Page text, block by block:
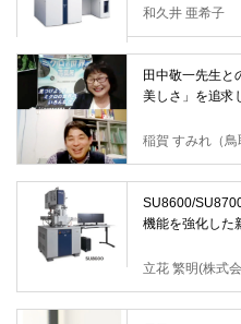
和久井 亜希子
田中敬一先生と
美しさ」を追求
稲賀 すみれ（
川医科大学）
SU8600/
機能を強化した
立花 繁明(株式